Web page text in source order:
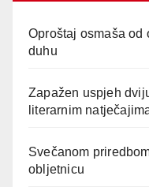
Oproštaj osmaša od
duhu
Zapažen uspjeh
literarnim
Svečanom
obljetnicu